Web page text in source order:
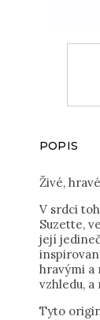
POPIS
Živé,
V srdci
Suzette,
její
hravými a
vzhledu,
Tyto